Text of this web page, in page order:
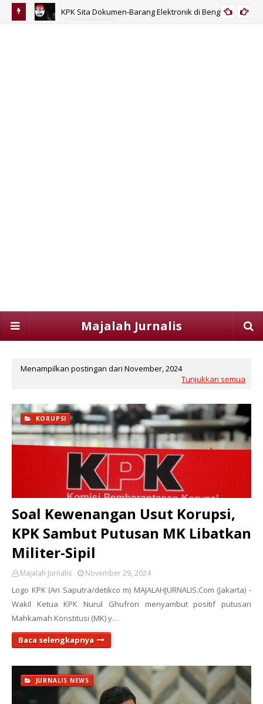
KPK Sita Dokumen-Barang Elektronik di Bengkulu
Majalah Jurnalis
Menampilkan postingan dari November, 2024
Tunjukkan semua
KORUPSI
Soal Kewenangan Usut Korupsi,
KPK Sambut Putusan MK Libatkan
Militer-Sipil
Majalah Jurnalis November 29, 2024
Logo KPK (Ari Saputra/detikco m) MAJALAHJURNALIS.Com (Jakarta) -
Wakil Ketua KPK Nurul Ghufron menyambut positif putusan
Mahkamah Konstitusi (MK) y…
Baca selengkapnya
JURNALIS NEWS